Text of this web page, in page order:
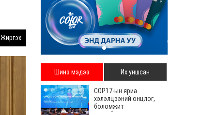
Жиргэх
Шинэ мэдээ Их уншсан
COP17-ын яриа
хэлэлцээний онцлог,
боломжит